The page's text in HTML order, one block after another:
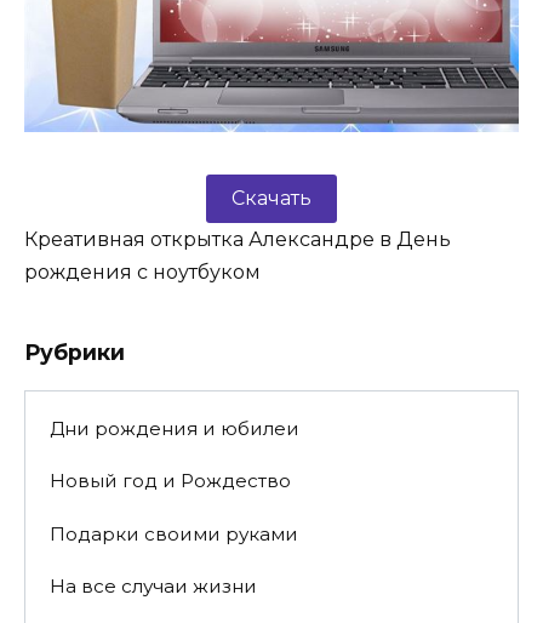
Скачать
Креативная открытка Александре в День
рождения с ноутбуком
Рубрики
Дни рождения и юбилеи
Новый год и Рождество
Подарки своими руками
На все случаи жизни